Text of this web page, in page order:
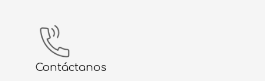
Contáctanos